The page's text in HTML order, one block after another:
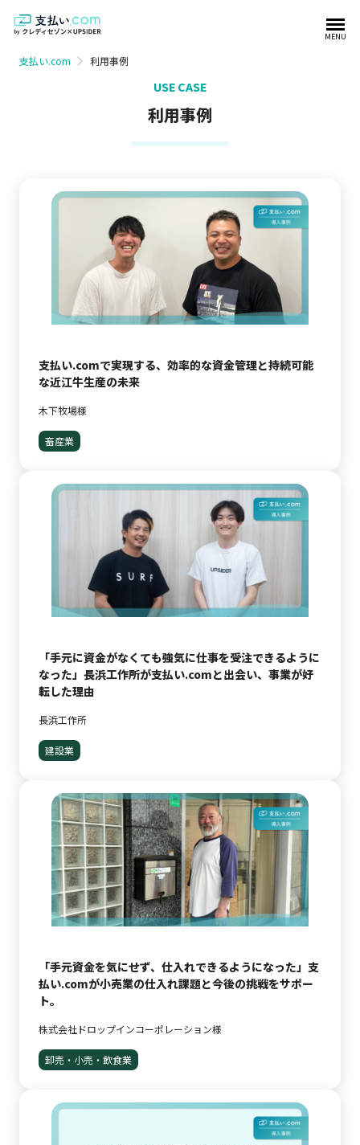
MENU
支払い.com 利用事例
USE CASE
利用事例
支払い.comで実現する、効率的な資金管理と持続可能
な近江牛生産の未来
木下牧場様
畜産業
「手元に資金がなくても強気に仕事を受注できるように
なった」長浜工作所が支払い.comと出会い、事業が好
転した理由
長浜工作所
建設業
「手元資金を気にせず、仕入れできるようになった」支
払い.comが小売業の仕入れ課題と今後の挑戦をサポー
ト。
株式会社ドロップインコーポレーション様
卸売・小売・飲食業